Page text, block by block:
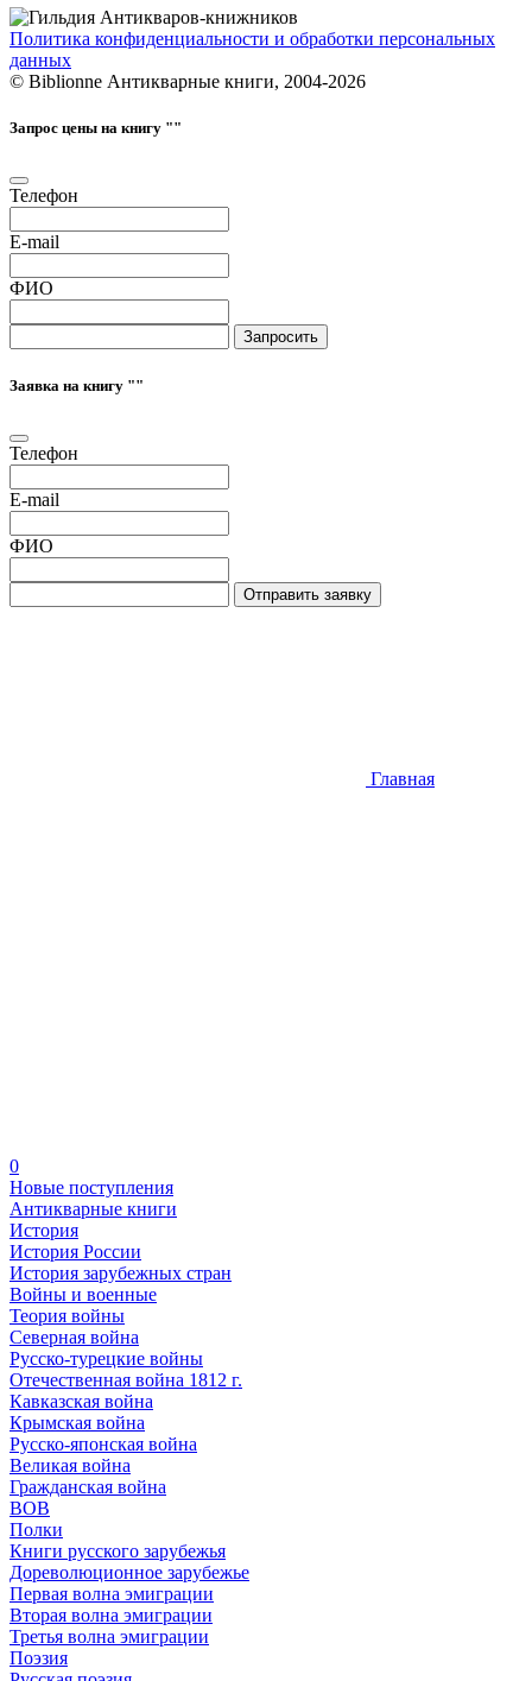
Политика конфиденциальности и обработки персональных
данных
© Biblionne Антикварные книги, 2004-2026
Запрос цены на книгу ""
Телефон
E-mail
ФИО
Запросить
Заявка на книгу ""
Телефон
E-mail
ФИО
Отправить заявку
Главная
0
Новые поступления
Антикварные книги
История
История России
История зарубежных стран
Войны и военные
Теория войны
Северная война
Русско-турецкие войны
Отечественная война 1812 г.
Кавказская война
Крымская война
Русско-японская война
Великая война
Гражданская война
ВОВ
Полки
Книги русского зарубежья
Дореволюционное зарубежье
Первая волна эмиграции
Вторая волна эмиграции
Третья волна эмиграции
Поэзия